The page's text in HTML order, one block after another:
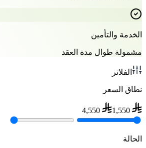
الخدمة والتأمين
مشمولة طوال مدة العقد
الفلاتر
نطاق السعر
1,550
4,550
الحالة